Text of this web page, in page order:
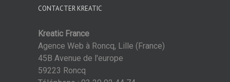
CONTACTER KREATIC
Kreatic France
Agence Web à Roncq, Lille (France)
45B Avenue de l'europe
59223 Roncq